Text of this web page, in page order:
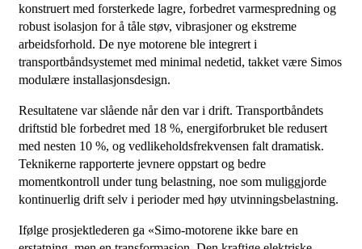
konstruert med forsterkede lagre, forbedret varmespredning og
robust isolasjon for å tåle støv, vibrasjoner og ekstreme
arbeidsforhold. De nye motorene ble integrert i
transportbåndsystemet med minimal nedetid, takket være Simos
modulære installasjonsdesign.
Resultatene var slående når den var i drift. Transportbåndets
driftstid ble forbedret med 18 %, energiforbruket ble redusert
med nesten 10 %, og vedlikeholdsfrekvensen falt dramatisk.
Teknikerne rapporterte jevnere oppstart og bedre
momentkontroll under tung belastning, noe som muliggjorde
kontinuerlig drift selv i perioder med høy utvinningsbelastning.
Ifølge prosjektlederen ga «Simo-motorene ikke bare en